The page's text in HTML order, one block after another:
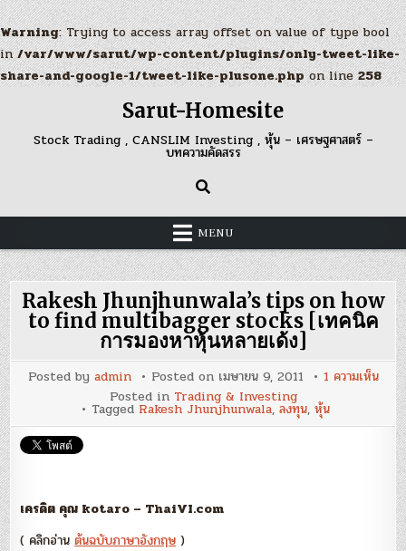
Warning: Trying to access array offset on value of type bool
in/var/www/sarut/wp-content/plugins/only-tweet-like-
share-and-google-1/tweet-like-plusone.phpon line258
content
Sarut-Homesite
Stock Trading , CANSLIM Investing , หุ้น – เศรษฐศาสตร์ –
บทความคัดสรร
MENU
Rakesh Jhunjhunwala’s tips on how
to find multibagger stocks [เทคนิค
การมองหาหุ้นหลายเด้ง]
Posted by admin Posted on เมษายน 9, 2011 1 ความเห็นบน
tips
on
how
find
[เท
การ
มอง
Posted in Trading & Investing
Tagged Rakesh Jhunjhunwala, ลงทุน, หุ้น
เครดิต คุณ kotaro – ThaiVI.com
( คลิกอ่าน ต้นฉบับภาษาอังกฤษ )